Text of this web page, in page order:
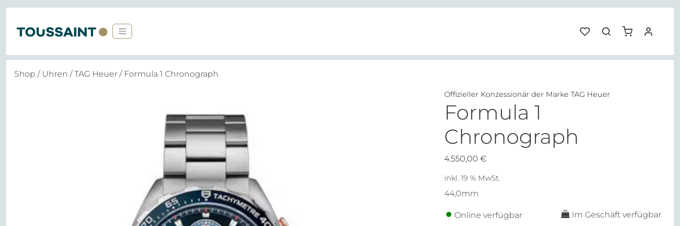
Shop / Uhren /TAG Heuer / Formula 1 Chronograph
Offizieller Konzessionär der Marke TAG Heuer
Formula 1
Chronograph
4.550,00€
inkl. 19 % MwSt.
44,0mm
Online verfügbar
Im Geschäft verfügbar